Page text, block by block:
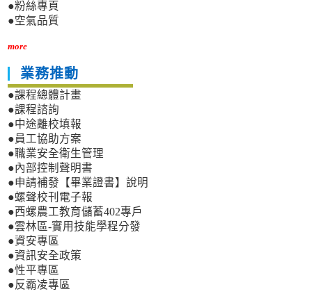
●粉絲專頁
●空氣品質
more
業務推動
●課程總體計畫
●課程諮詢
●中途離校填報
●員工協助方案
●職業安全衛生管理
●內部控制聲明書
●申請補發【畢業證書】說明
●螺聲校刊電子報
●西螺農工教育儲蓄402專戶
●雲林區-實用技能學程分發
●資安專區
●資訊安全政策
●性平專區
●反霸凌專區